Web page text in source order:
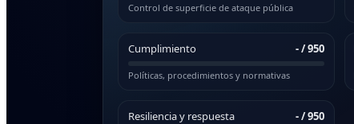
Control de superficie de ataque pública
Cumplimiento -/ 950
Políticas, procedimientos y normativas
Resiliencia y respuesta -/ 950